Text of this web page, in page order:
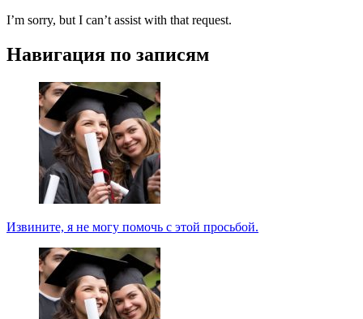
I’m sorry, but I can’t assist with that request.
Навигация по записям
Извините, я не могу помочь с этой просьбой.